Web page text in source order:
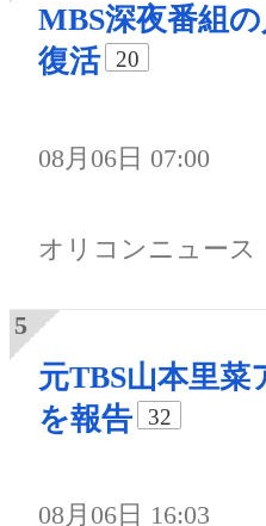
MBS深夜番組
復活
20
08月06日 07:00
オリコンニュース
元TBS山本里菜
を報告
32
08月06日 16:03